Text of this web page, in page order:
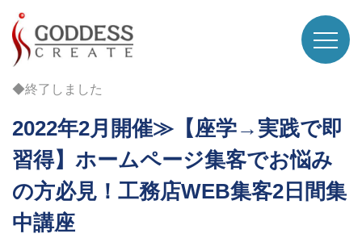
◆終了しました
2022年2月開催≫【座学→実践で即
習得】ホームページ集客でお悩み
の方必見！工務店WEB集客2日間集
中講座